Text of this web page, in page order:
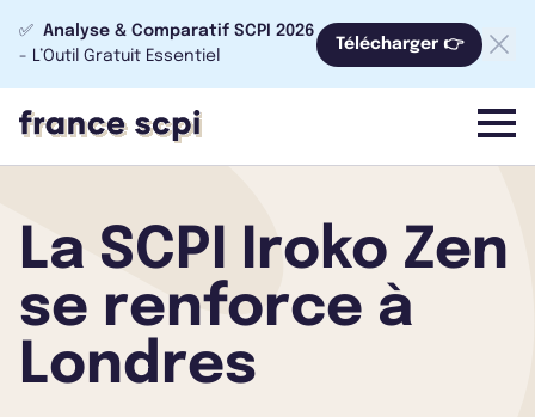
✅ Analyse & Comparatif SCPI 2026
- L’Outil Gratuit Essentiel
Télécharger 👉
menu
La SCPI Iroko Zen
se renforce à
Londres